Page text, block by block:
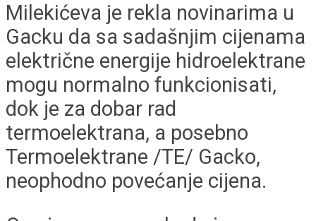
Milekićeva je rekla novinarima u
Gacku da sa sadašnjim cijenama
električne energije hidroelektrane
mogu normalno funkcionisati,
dok je za dobar rad
termoelektrana, a posebno
Termoelektrane /TE/ Gacko,
neophodno povećanje cijena.